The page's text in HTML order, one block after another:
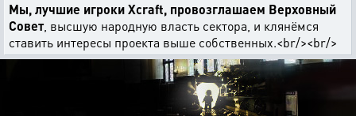
Мы, лучшие игроки Xcraft, провозглашаем Верховный
Совет, высшую народную власть сектора, и клянёмся
ставить интересы проекта выше собственных.<br/><br/>